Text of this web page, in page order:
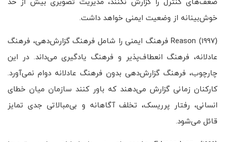
خوش‌بینانه از وضعیت ایمنی خواهد داشت.
Reason (1997) فرهنگ ایمنی را شامل فرهنگ گزارش‌دهی، فرهنگ
عادلانه، فرهنگ انعطاف‌پذیر و فرهنگ یادگیری می‌داند. در این
چارچوب، فرهنگ گزارش‌دهی بدون فرهنگ عادلانه دوام نمی‌آورد.
کارکنان زمانی گزارش می‌دهند که باور کنند سازمان میان خطای
انسانی، رفتار پرریسک، تخلف آگاهانه و بی‌مبالاتی جدی تمایز
قائل می‌شود.